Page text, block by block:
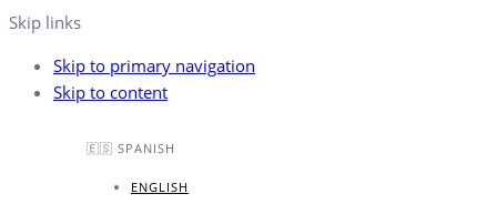
Skip links
Skip to primary navigation
Skip to content
🇪🇸 SPANISH
ENGLISH